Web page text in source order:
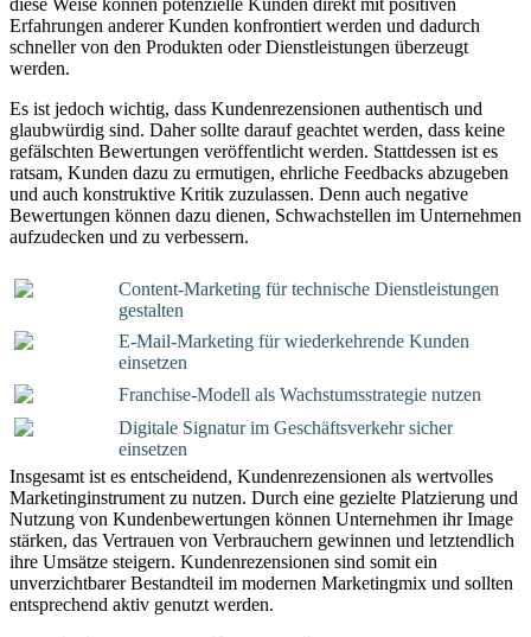
diese Weise können potenzielle Kunden direkt mit positiven
Erfahrungen anderer Kunden konfrontiert werden und dadurch
schneller von den Produkten oder Dienstleistungen überzeugt
werden.
Es ist jedoch wichtig, dass Kundenrezensionen authentisch und
glaubwürdig sind. Daher sollte darauf geachtet werden, dass keine
gefälschten Bewertungen veröffentlicht werden. Stattdessen ist es
ratsam, Kunden dazu zu ermutigen, ehrliche Feedbacks abzugeben
und auch konstruktive Kritik zuzulassen. Denn auch negative
Bewertungen können dazu dienen, Schwachstellen im Unternehmen
aufzudecken und zu verbessern.
Content-Marketing für technische Dienstleistungen
gestalten
E-Mail-Marketing für wiederkehrende Kunden
einsetzen
Franchise-Modell als Wachstumsstrategie nutzen
Digitale Signatur im Geschäftsverkehr sicher
einsetzen
Insgesamt ist es entscheidend, Kundenrezensionen als wertvolles
Marketinginstrument zu nutzen. Durch eine gezielte Platzierung und
Nutzung von Kundenbewertungen können Unternehmen ihr Image
stärken, das Vertrauen von Verbrauchern gewinnen und letztendlich
ihre Umsätze steigern. Kundenrezensionen sind somit ein
unverzichtbarer Bestandteil im modernen Marketingmix und sollten
entsprechend aktiv genutzt werden.